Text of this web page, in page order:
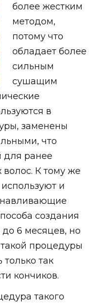
более жестким
методом,
потому что
обладает более
сильным
сушащим
в
заменены
что
для ранее
волос. К тому же
и
создания
6 месяцев, но
процедуры
так
кончиков.
такого